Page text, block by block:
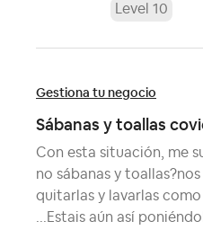
Level 10
Gestiona tu negocio
Sábanas y toallas
Con esta situación, me
no sábanas y
quitarlas y lavarlas
...Estais aún así